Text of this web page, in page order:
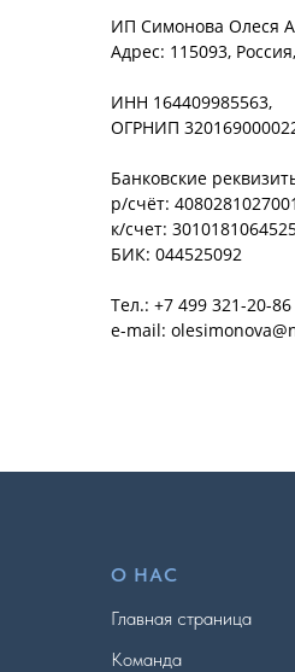
ИП Симонова Олеся
Адрес: 115093,
ИНН 164409985563,
ОГРНИП
Банковские
р/счёт:
к/счет:
БИК: 044525092
Тел.: +7 499 321-20-86
e-mail:
О НАС
Главная страница
Команда